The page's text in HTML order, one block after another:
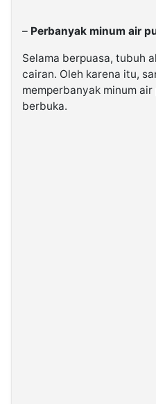
– Perbanyak minum air
Selama berpuasa, tubuh
cairan. Oleh karena itu,
memperbanyak minum
berbuka.